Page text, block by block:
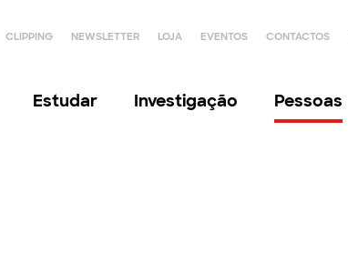
CLIPPING NEWSLETTER LOJA EVENTOS CONTACTOS
Estudar Investigação Pessoas